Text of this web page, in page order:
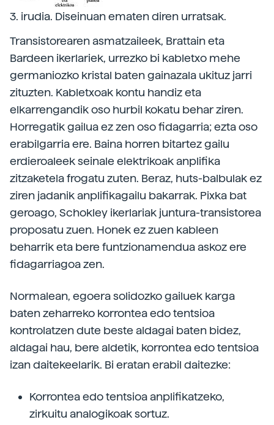
3. irudia. Diseinuan ematen diren urratsak.
Transistorearen asmatzaileek, Brattain eta
Bardeen ikerlariek, urrezko bi kabletxo mehe
germaniozko kristal baten gainazala ukituz jarri
zituzten. Kabletxoak kontu handiz eta
elkarrengandik oso hurbil kokatu behar ziren.
Horregatik gailua ez zen oso fidagarria; ezta oso
erabilgarria ere. Baina horren bitartez gailu
erdieroaleek seinale elektrikoak anplifika
zitzaketela frogatu zuten. Beraz, huts-balbulak ez
ziren jadanik anplifikagailu bakarrak. Pixka bat
geroago, Schokley ikerlariak juntura-transistorea
proposatu zuen. Honek ez zuen kableen
beharrik eta bere funtzionamendua askoz ere
fidagarriagoa zen.
Normalean, egoera solidozko gailuek karga
baten zeharreko korrontea edo tentsioa
kontrolatzen dute beste aldagai baten bidez,
aldagai hau, bere aldetik, korrontea edo tentsioa
izan daitekeelarik. Bi eratan erabil daitezke:
Korrontea edo tentsioa anplifikatzeko,
zirkuitu analogikoak sortuz.